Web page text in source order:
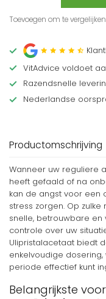
Toevoegen om te vergelijken
VitAdvice voldoet
Razendsnelle
Nederlandse
Productomschrijving
Wanneer uw reguliere
heeft gefaald of na
kan de angst voor een
stress zorgen. Op
snelle, betrouwbare
controle over uw
Ulipristalacetaat biedt
enkelvoudige
periode effectief kunt
Belangrijkste